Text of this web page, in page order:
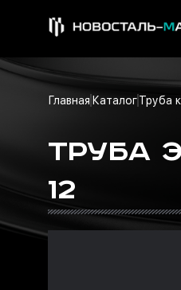
Главная КаталогТруба
ТРУБА
12